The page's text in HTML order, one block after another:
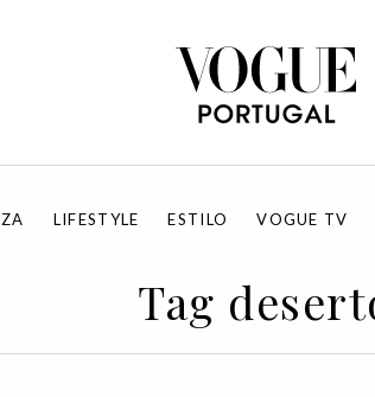
LIFESTYLE ESTILO VOGUE TV
Tag